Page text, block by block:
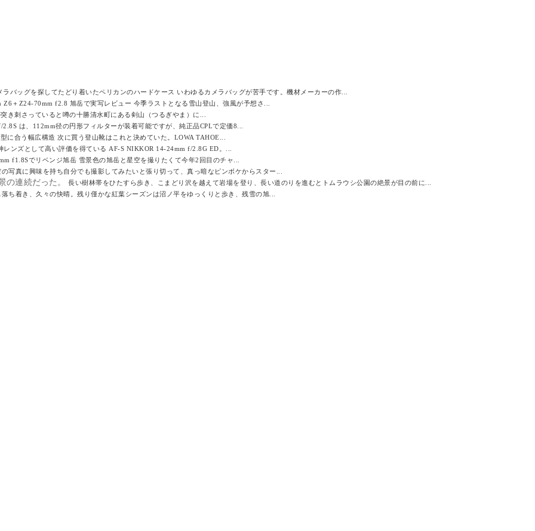
ラバッグを探してたどり着いたペリカンのハードケース いわゆるカメラバッグが苦手です。機材メーカーの作...
Z6＋Z24-70mm f2.8 旭岳で実写レビュー 今季ラストとなる雪山登山、強風が予想さ...
き刺さっていると噂の十勝清水町にある剣山（つるぎやま）に...
は、112mm径の円形フィルターが装着可能ですが、純正品CPLで定価8...
に合う幅広構造 次に買う登山靴はこれと決めていた。LOWA TAHOE...
レンズとして高い評価を得ている AF-S NIKKOR 14-24mm f/2.8G ED。...
f1.8Sでリベンジ旭岳 雪景色の旭岳と星空を撮りたくて今年2回目のチャ...
写真に興味を持ち自分でも撮影してみたいと張り切って、真っ暗なピンボケからスター...
の連続だった。 長い樹林帯をひたすら歩き、こまどり沢を越えて岩場を登り、長い道のりを進むとトムラウシ公園の絶景が目の前に...
ち着き、久々の快晴。残り僅かな紅葉シーズンは沼ノ平をゆっくりと歩き、残雪の旭...